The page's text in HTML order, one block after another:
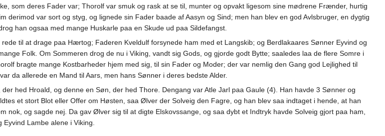
som deres Fader var; Thorolf var smuk og rask at se til, munter og opvakt ligesom sine mødrene Frænder, hurtig
derimod var sort og styg, og lignede sin Fader baade af Aasyn og Sind; men han blev en god Avlsbruger, en dygtig
han ogsaa med mange Huskarle paa en Skude ud paa Sildefangst.
til at drage paa Hærtog; Faderen Kveldulf forsynede ham med et Langskib; og Berdlakaares Sønner Eyvind og
Folk. Om Sommeren drog de nu i Viking, vandt sig Gods, og gjorde godt Bytte; saaledes laa de flere Somre i
bragte mange Kostbarheder hjem med sig, til sin Fader og Moder; der var nemlig den Gang god Lejlighed til
da allerede en Mand til Aars, men hans Sønner i deres bedste Alder.
hed Hroald, og denne en Søn, der hed Thore. Dengang var Atle Jarl paa Gaule (4). Han havde 3 Sønner og
et stort Blot eller Offer om Høsten, saa Ølver der Solveig den Fagre, og han blev saa indtaget i hende, at han
nok, og sagde nej. Da gav Ølver sig til at digte Elskovssange, og saa dybt et Indtryk havde Solveig gjort paa ham,
Lambe alene i Viking.